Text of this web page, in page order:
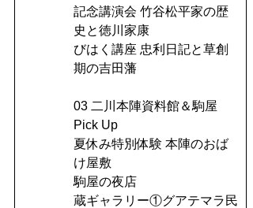
記念講演会 竹谷松平家の歴
史と徳川家康
びはく講座 忠利日記と草創
期の吉田藩
03 二川本陣資料館＆駒屋
Pick Up
夏休み特別体験 本陣のおば
け屋敷
駒屋の夜店
蔵ギャラリー①グアテマラ民